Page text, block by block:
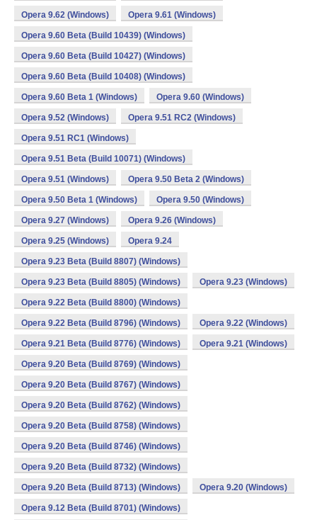
Opera 9.62 (Windows) Opera 9.61 (Windows)
Opera 9.60 Beta (Build 10439) (Windows)
Opera 9.60 Beta (Build 10427) (Windows)
Opera 9.60 Beta (Build 10408) (Windows)
Opera 9.60 Beta 1 (Windows) Opera 9.60 (Windows)
Opera 9.52 (Windows) Opera 9.51 RC2 (Windows)
Opera 9.51 RC1 (Windows)
Opera 9.51 Beta (Build 10071) (Windows)
Opera 9.51 (Windows) Opera 9.50 Beta 2 (Windows)
Opera 9.50 Beta 1 (Windows) Opera 9.50 (Windows)
Opera 9.27 (Windows) Opera 9.26 (Windows)
Opera 9.25 (Windows) Opera 9.24
Opera 9.23 Beta (Build 8807) (Windows)
Opera 9.23 Beta (Build 8805) (Windows) Opera 9.23 (Windows)
Opera 9.22 Beta (Build 8800) (Windows)
Opera 9.22 Beta (Build 8796) (Windows) Opera 9.22 (Windows)
Opera 9.21 Beta (Build 8776) (Windows) Opera 9.21 (Windows)
Opera 9.20 Beta (Build 8769) (Windows)
Opera 9.20 Beta (Build 8767) (Windows)
Opera 9.20 Beta (Build 8762) (Windows)
Opera 9.20 Beta (Build 8758) (Windows)
Opera 9.20 Beta (Build 8746) (Windows)
Opera 9.20 Beta (Build 8732) (Windows)
Opera 9.20 Beta (Build 8713) (Windows) Opera 9.20 (Windows)
Opera 9.12 Beta (Build 8701) (Windows)